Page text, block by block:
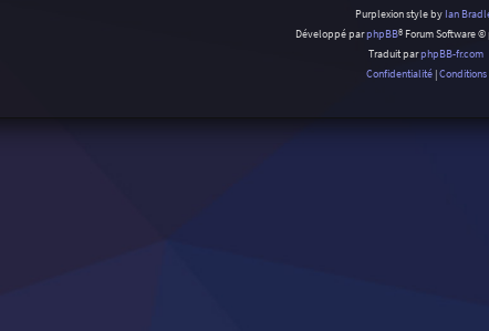
Purplexion style by Ian
Développé parphpBB® Forum Software
Traduit parphpBB-fr.com
Confidentialité|Conditions